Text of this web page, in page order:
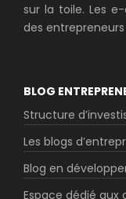
sur la toile. Les
des
BLOG
Structure
Les blogs
Blog en
Espace dédié aux